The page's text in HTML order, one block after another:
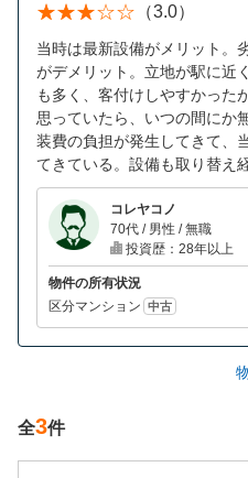
（3.0）
当時は最新設備がメリット。
がデメリット。立地が駅に近
も多く、客付けしやすかった
思っていたら、いつの間にか
装費の負担が発生してきて、
てきている。設備も取り替え
コレヤコノ
70代 / 男性 / 無職
投資歴：28年以上
物件の所有状況
区分マンション 中古
全3件